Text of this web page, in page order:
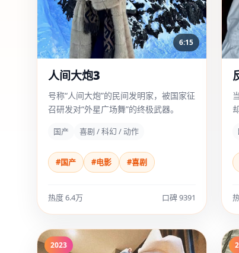
6:15
人间大炮3
号称“人间大炮”的民间发明家，被国家征
召研发对“外星广场舞”的终极武器。
国产 喜剧 / 科幻 / 动作
#国产 #电影 #喜剧
热度 6.4万 口碑 9391
2023